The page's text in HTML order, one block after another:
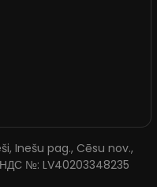
Inešu pag., Cēsu nov.,
№: LV40203348235